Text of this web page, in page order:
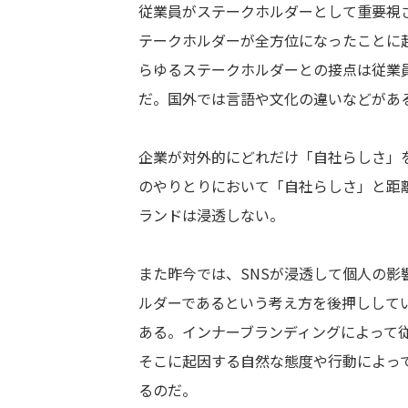
従業員がステークホルダーとして重要
テークホルダーが全方位になったこと
らゆるステークホルダーとの接点は従
だ。国外では言語や文化の違いなどが
企業が対外的にどれだけ「自社らしさ
のやりとりにおいて「自社らしさ」と
ランドは浸透しない。
また昨今では、SNSが浸透して個人の
ルダーであるという考え方を後押しし
ある。インナーブランディングによっ
そこに起因する自然な態度や行動によ
るのだ。